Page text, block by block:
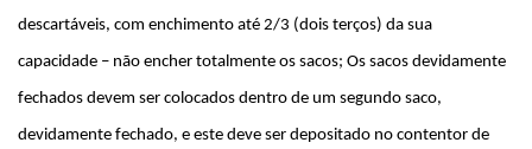
descartáveis, com enchimento até 2/3 (dois terços) da sua
capacidade – não encher totalmente os sacos; Os sacos devidamente
fechados devem ser colocados dentro de um segundo saco,
devidamente fechado, e este deve ser depositado no contentor de